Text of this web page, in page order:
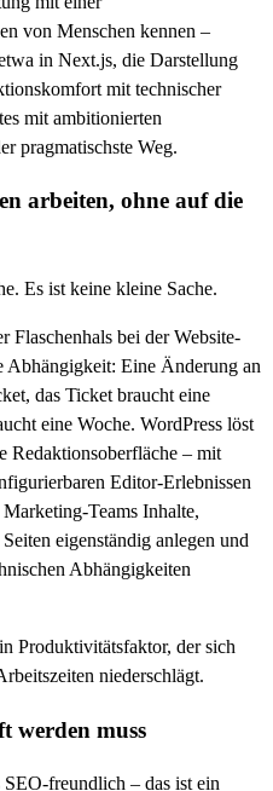
von Menschen kennen –
in Next.js, die Darstellung
mit technischer
mit ambitionierten
pragmatischste Weg.
arbeiten, ohne auf die
Es ist keine kleine Sache.
Flaschenhals bei der Website-
Abhängigkeit: Eine Änderung an
das Ticket braucht eine
eine Woche. WordPress löst
Redaktionsoberfläche – mit
Editor-Erlebnissen
Teams Inhalte,
eigenständig anlegen und
Abhängigkeiten
Produktivitätsfaktor, der sich
niederschlägt.
werden muss
freundlich – das ist ein